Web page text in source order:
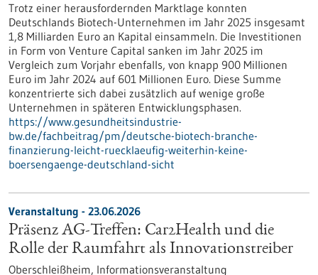
Trotz einer herausfordernden Marktlage konnten
Deutschlands Biotech-Unternehmen im Jahr 2025 insgesamt
1,8 Milliarden Euro an Kapital einsammeln. Die Investitionen
in Form von Venture Capital sanken im Jahr 2025 im
Vergleich zum Vorjahr ebenfalls, von knapp 900 Millionen
Euro im Jahr 2024 auf 601 Millionen Euro. Diese Summe
konzentrierte sich dabei zusätzlich auf wenige große
Unternehmen in späteren Entwicklungsphasen.
https://www.gesundheitsindustrie-
bw.de/fachbeitrag/pm/deutsche-biotech-branche-
finanzierung-leicht-ruecklaeufig-weiterhin-keine-
boersengaenge-deutschland-sicht
Veranstaltung - 23.06.2026
Präsenz AG-Treffen: Car2Health und die
Rolle der Raumfahrt als Innovationstreiber
Oberschleißheim, Informationsveranstaltung